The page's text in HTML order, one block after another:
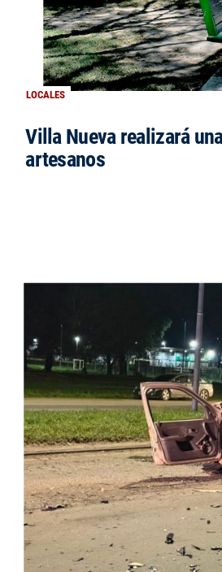
LOCALES
Villa Nueva realizará
artesanos